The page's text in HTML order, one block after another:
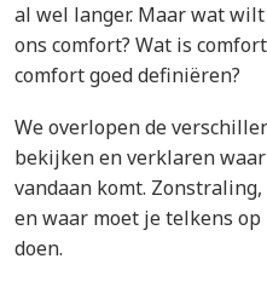
al wel langer. Maar wat
ons comfort? Wat is
comfort goed definiëren?
We overlopen de
bekijken en verklaren
vandaan komt.
en waar moet je telkens
doen.